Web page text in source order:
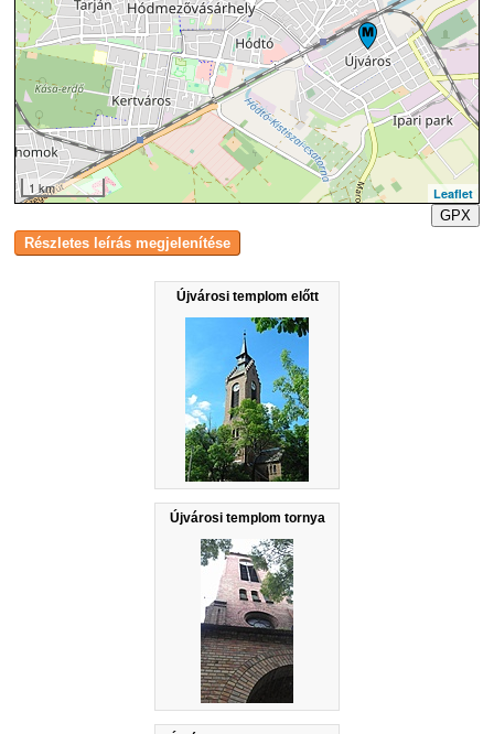
Újvárosi templom előtt
Újvárosi templom tornya
1 km
Leaflet
GPX